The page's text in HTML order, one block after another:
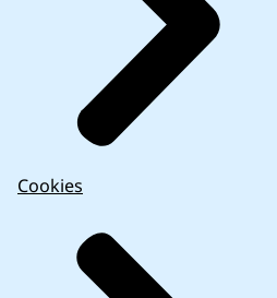
Cookies